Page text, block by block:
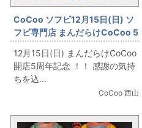
CoCoo ソフビ12月15日(日) ソ
フビ専門店 まんだらけCoCoo 5
周年記念 「REALHEAD」
12月15日(日) まんだらけCoCoo
開店5周年記念 ！！ 感謝の気持
ちを込...
CoCoo 西山